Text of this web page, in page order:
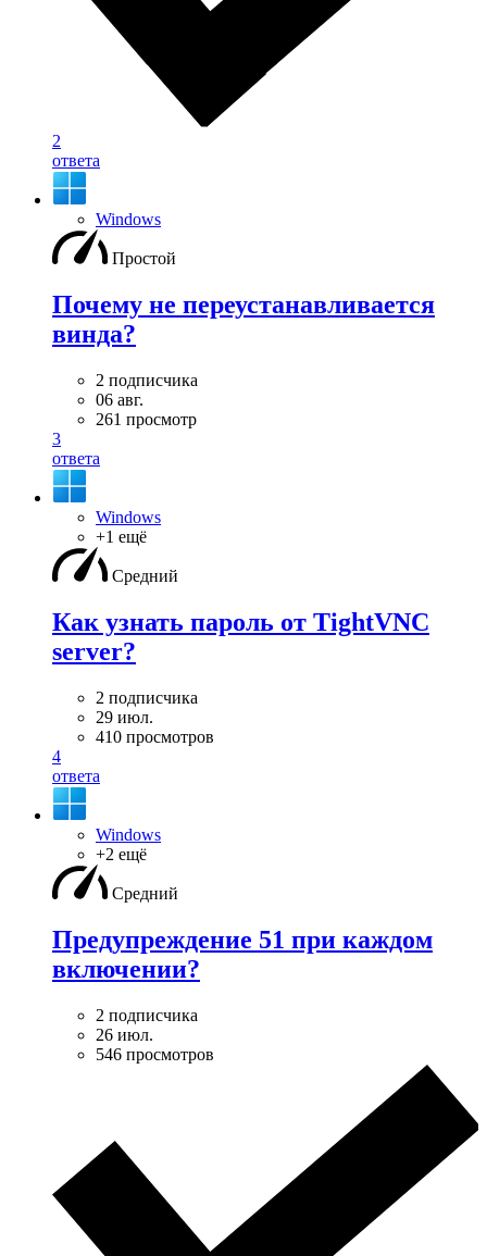
2
ответа
Windows
Простой
Почему не переустанавливается
винда?
2 подписчика
06 авг.
261 просмотр
3
ответа
Windows
+1 ещё
Средний
Как узнать пароль от TightVNC
server?
2 подписчика
29 июл.
410 просмотров
4
ответа
Windows
+2 ещё
Средний
Предупреждение 51 при каждом
включении?
2 подписчика
26 июл.
546 просмотров